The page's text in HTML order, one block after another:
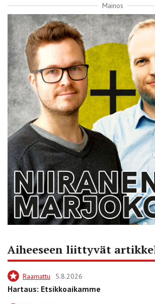
Mainos
Aiheeseen liittyvät
Raamattu 5.8.2026
Hartaus: Etsikkoaikamme